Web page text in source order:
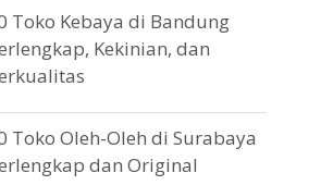
Toko Kebaya di Bandung
Kekinian, dan
Toko Oleh-Oleh di Surabaya
dan Original